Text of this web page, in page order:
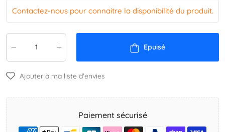
Contactez-nous pour connaitre la disponibilité du produit.
Epuisé
Ajouter à ma liste d'envies
Paiement sécurisé